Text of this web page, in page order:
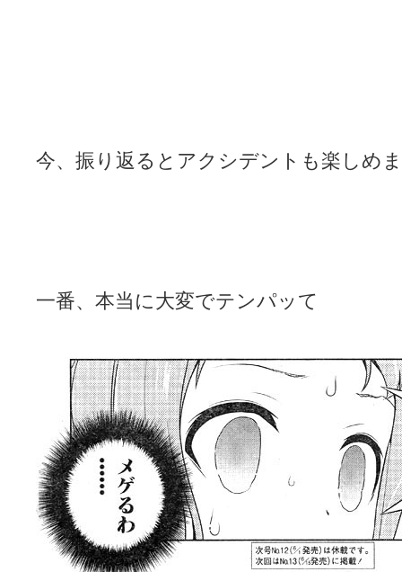
今、振り返るとアクシデントも楽しめ
一番、本当に大変でテンパッて